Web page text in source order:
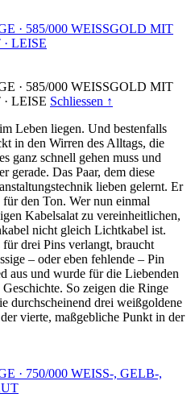
· 585/000 WEISSGOLD MIT
· LEISE
· 585/000 WEISSGOLD MIT
· LEISE Schliessen ↑
Leben liegen. Und bestenfalls
in den Wirren des Alltags, die
ganz schnell gehen muss und
gerade. Das Paar, dem diese
lieben gelernt. Er
den Ton. Wer nun einmal
Kabelsalat zu vereinheitlichen,
nicht gleich Lichtkabel ist.
drei Pins verlangt, braucht
– oder eben fehlende – Pin
aus und wurde für die Liebenden
So zeigen die Ringe
durchscheinend drei weißgoldene
vierte, maßgebliche Punkt in der
· 750/000 WEISS-, GELB-,